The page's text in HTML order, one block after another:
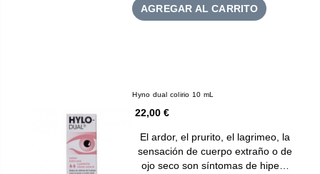
AGREGAR AL CARRITO
Hyno dual colirio 10 mL
22,00 €
El ardor, el prurito, el lagrimeo, la
sensación de cuerpo extraño o de
ojo seco son síntomas de hipe…